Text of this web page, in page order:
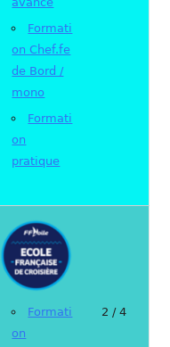
Formati
on Chef.fe
de Bord /
mono
Formati
on
pratique
Formati
on
2 / 4